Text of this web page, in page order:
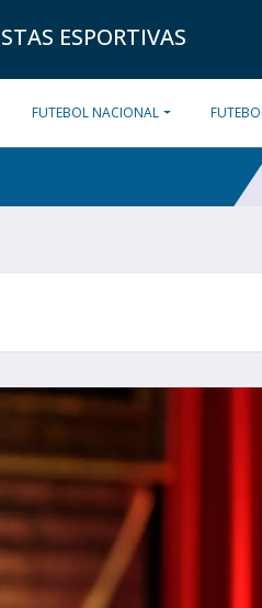
ESPORTIVAS
FUTEBOL NACIONAL